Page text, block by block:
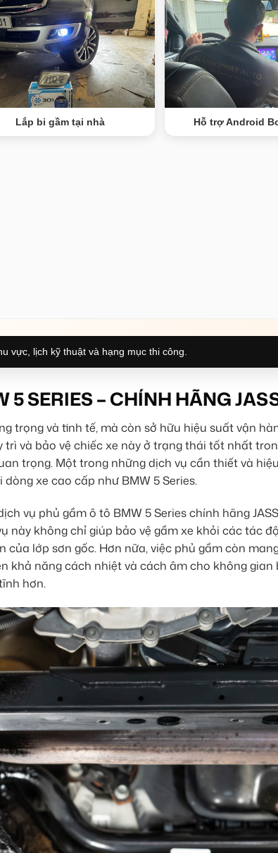
Lắp bi gầm tại nhà Hỗ trợ Android
vực, lịch kỹ thuật và hạng mục thi công.
5 SERIES – CHÍNH HÃNG
trọng và tinh tế, mà còn sở hữu hiệu suất vận
trì và bảo vệ chiếc xe này ở trạng thái tốt nhất
trọng. Một trong những dịch vụ cần thiết và
xe cao cấp như BMW 5 Series.
vụ phủ gầm ô tô BMW 5 Series chính hãng
này không chỉ giúp bảo vệ gầm xe khỏi các tác
của lớp sơn gốc. Hơn nữa, việc phủ gầm còn
khả năng cách nhiệt và cách âm cho không gian
hơn.